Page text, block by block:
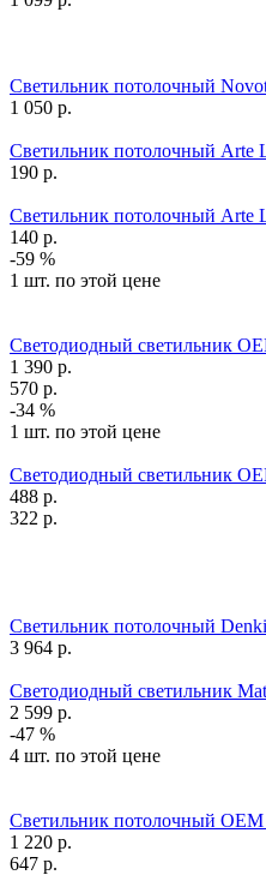
Светильник потолочный
1 050 р.
Светильник потолочный Arte
190 р.
Светильник потолочный Arte
140 р.
-59 %
1 шт. по этой цене
Светодиодный светильник
1 390 р.
570 р.
-34 %
1 шт. по этой цене
Светодиодный светильник
488 р.
322 р.
Светильник потолочный
3 964 р.
Светодиодный светильник
2 599 р.
-47 %
4 шт. по этой цене
Светильник потолочный OEM
1 220 р.
647 р.